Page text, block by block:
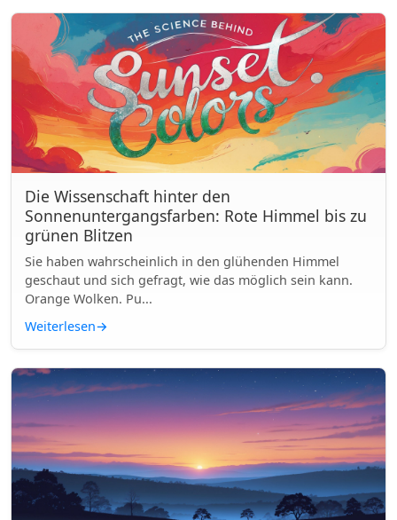
Die Wissenschaft hinter den
Sonnenuntergangsfarben: Rote Himmel bis zu
grünen Blitzen
Sie haben wahrscheinlich in den glühenden Himmel
geschaut und sich gefragt, wie das möglich sein kann.
Orange Wolken. Pu...
Weiterlesen→